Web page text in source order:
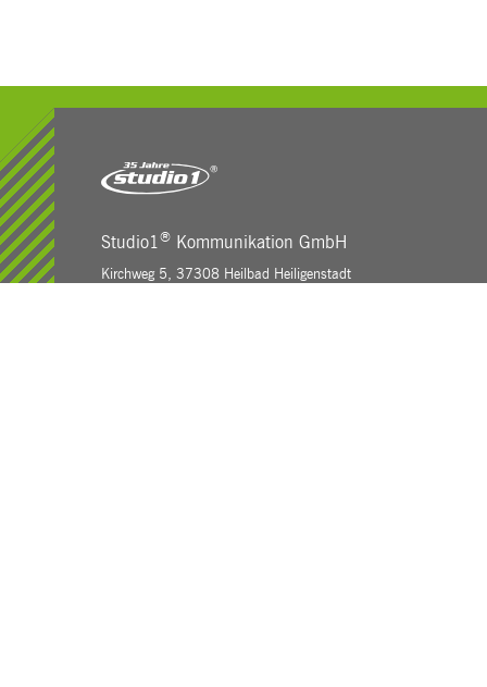
Studio1® Kommunikation GmbH
Kirchweg 5, 37308 Heilbad Heiligenstadt